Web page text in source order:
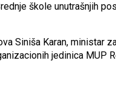
škole unutrašnjih
Siniša Karan, ministar
jedinica MUP